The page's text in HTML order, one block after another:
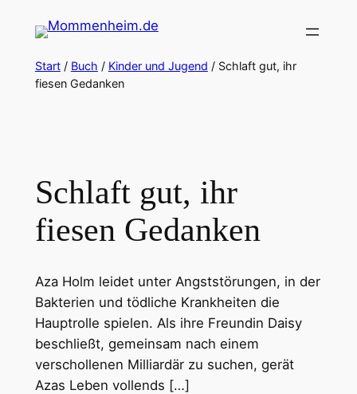
Inhalt
springen
Start/ Buch / Kinder und Jugend / Schlaft gut, ihr
fiesen Gedanken
Schlaft gut, ihr
fiesen Gedanken
Aza Holm leidet unter Angststörungen, in der
Bakterien und tödliche Krankheiten die
Hauptrolle spielen. Als ihre Freundin Daisy
beschließt, gemeinsam nach einem
verschollenen Milliardär zu suchen, gerät
Azas Leben vollends […]